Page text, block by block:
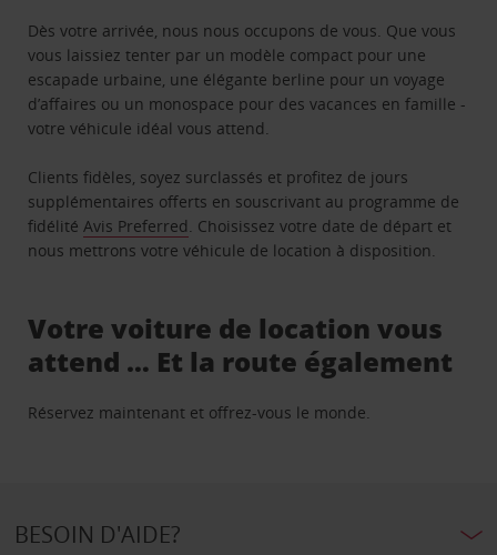
Dès votre arrivée, nous nous occupons de vous. Que vous
vous laissiez tenter par un modèle compact pour une
escapade urbaine, une élégante berline pour un voyage
d’affaires ou un monospace pour des vacances en famille -
votre véhicule idéal vous attend.
Clients fidèles, soyez surclassés et profitez de jours
supplémentaires offerts en souscrivant au programme de
fidélitéAvis Preferred. Choisissez votre date de départ et
nous mettrons votre véhicule de location à disposition.
Votre voiture de location vous
attend … Et la route également
Réservez maintenant et offrez-vous le monde.
BESOIN D'AIDE?